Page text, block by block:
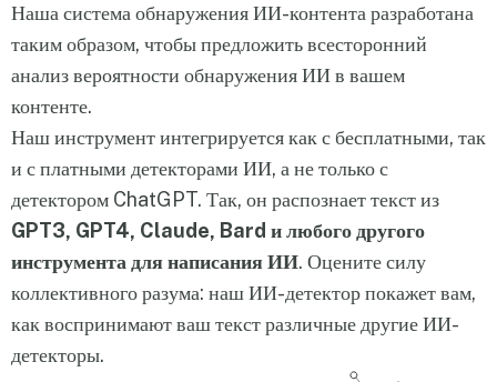
Наша система обнаружения ИИ-контента разработана
таким образом, чтобы предложить всесторонний
анализ вероятности обнаружения ИИ в вашем
контенте.
Наш инструмент интегрируется как с бесплатными, так
и с платными детекторами ИИ, а не только с
детектором ChatGPT. Так, он распознает текст из
GPT3, GPT4, Claude, Bard и любого другого
инструмента для написания ИИ. Оцените силу
коллективного разума: наш ИИ-детектор покажет вам,
как воспринимают ваш текст различные другие ИИ-
детекторы.